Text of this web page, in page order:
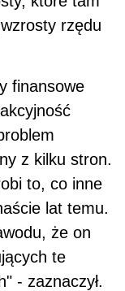
rzędu
finansowe
z kilku stron.
to, co inne
lat temu.
że on
te
- zaznaczył.